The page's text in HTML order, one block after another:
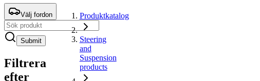
Välj fordon
Submit
Filtrera
efter
Produktkatalog
Steering
and
Suspension
products